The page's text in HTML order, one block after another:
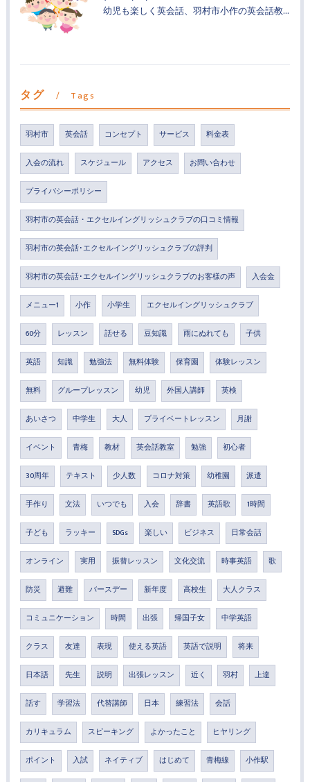
幼児も楽しく英会話、羽村市小作の英会話教室
タグ Tags
羽村市 英会話 コンセプト サービス 料金表
入会の流れ スケジュール アクセス お問い合わせ
プライバシーポリシー
羽村市の英会話・エクセルイングリッシュクラブの口コミ情報
羽村市の英会話･エクセルイングリッシュクラブの評判
羽村市の英会話･エクセルイングリッシュクラブのお客様の声 入会金
メニュー1 小作 小学生 エクセルイングリッシュクラブ
60分 レッスン 話せる 豆知識 雨にぬれても 子供
英語 知識 勉強法 無料体験 保育園 体験レッスン
無料 グループレッスン 幼児 外国人講師 英検
あいさつ 中学生 大人 プライベートレッスン 月謝
イベント 青梅 教材 英会話教室 勉強 初心者
30周年 テキスト 少人数 コロナ対策 幼稚園 派遣
手作り 文法 いつでも 入会 辞書 英語歌 1時間
子ども ラッキー SDGs 楽しい ビジネス 日常会話
オンライン 実用 振替レッスン 文化交流 時事英語 歌
防災 避難 バースデー 新年度 高校生 大人クラス
コミュニケーション 時間 出張 帰国子女 中学英語
クラス 友達 表現 使える英語 英語で説明 将来
日本語 先生 説明 出張レッスン 近く 羽村 上達
話す 学習法 代替講師 日本 練習法 会話
カリキュラム スピーキング よかったこと ヒヤリング
ポイント 入試 ネイティブ はじめて 青梅線 小作駅